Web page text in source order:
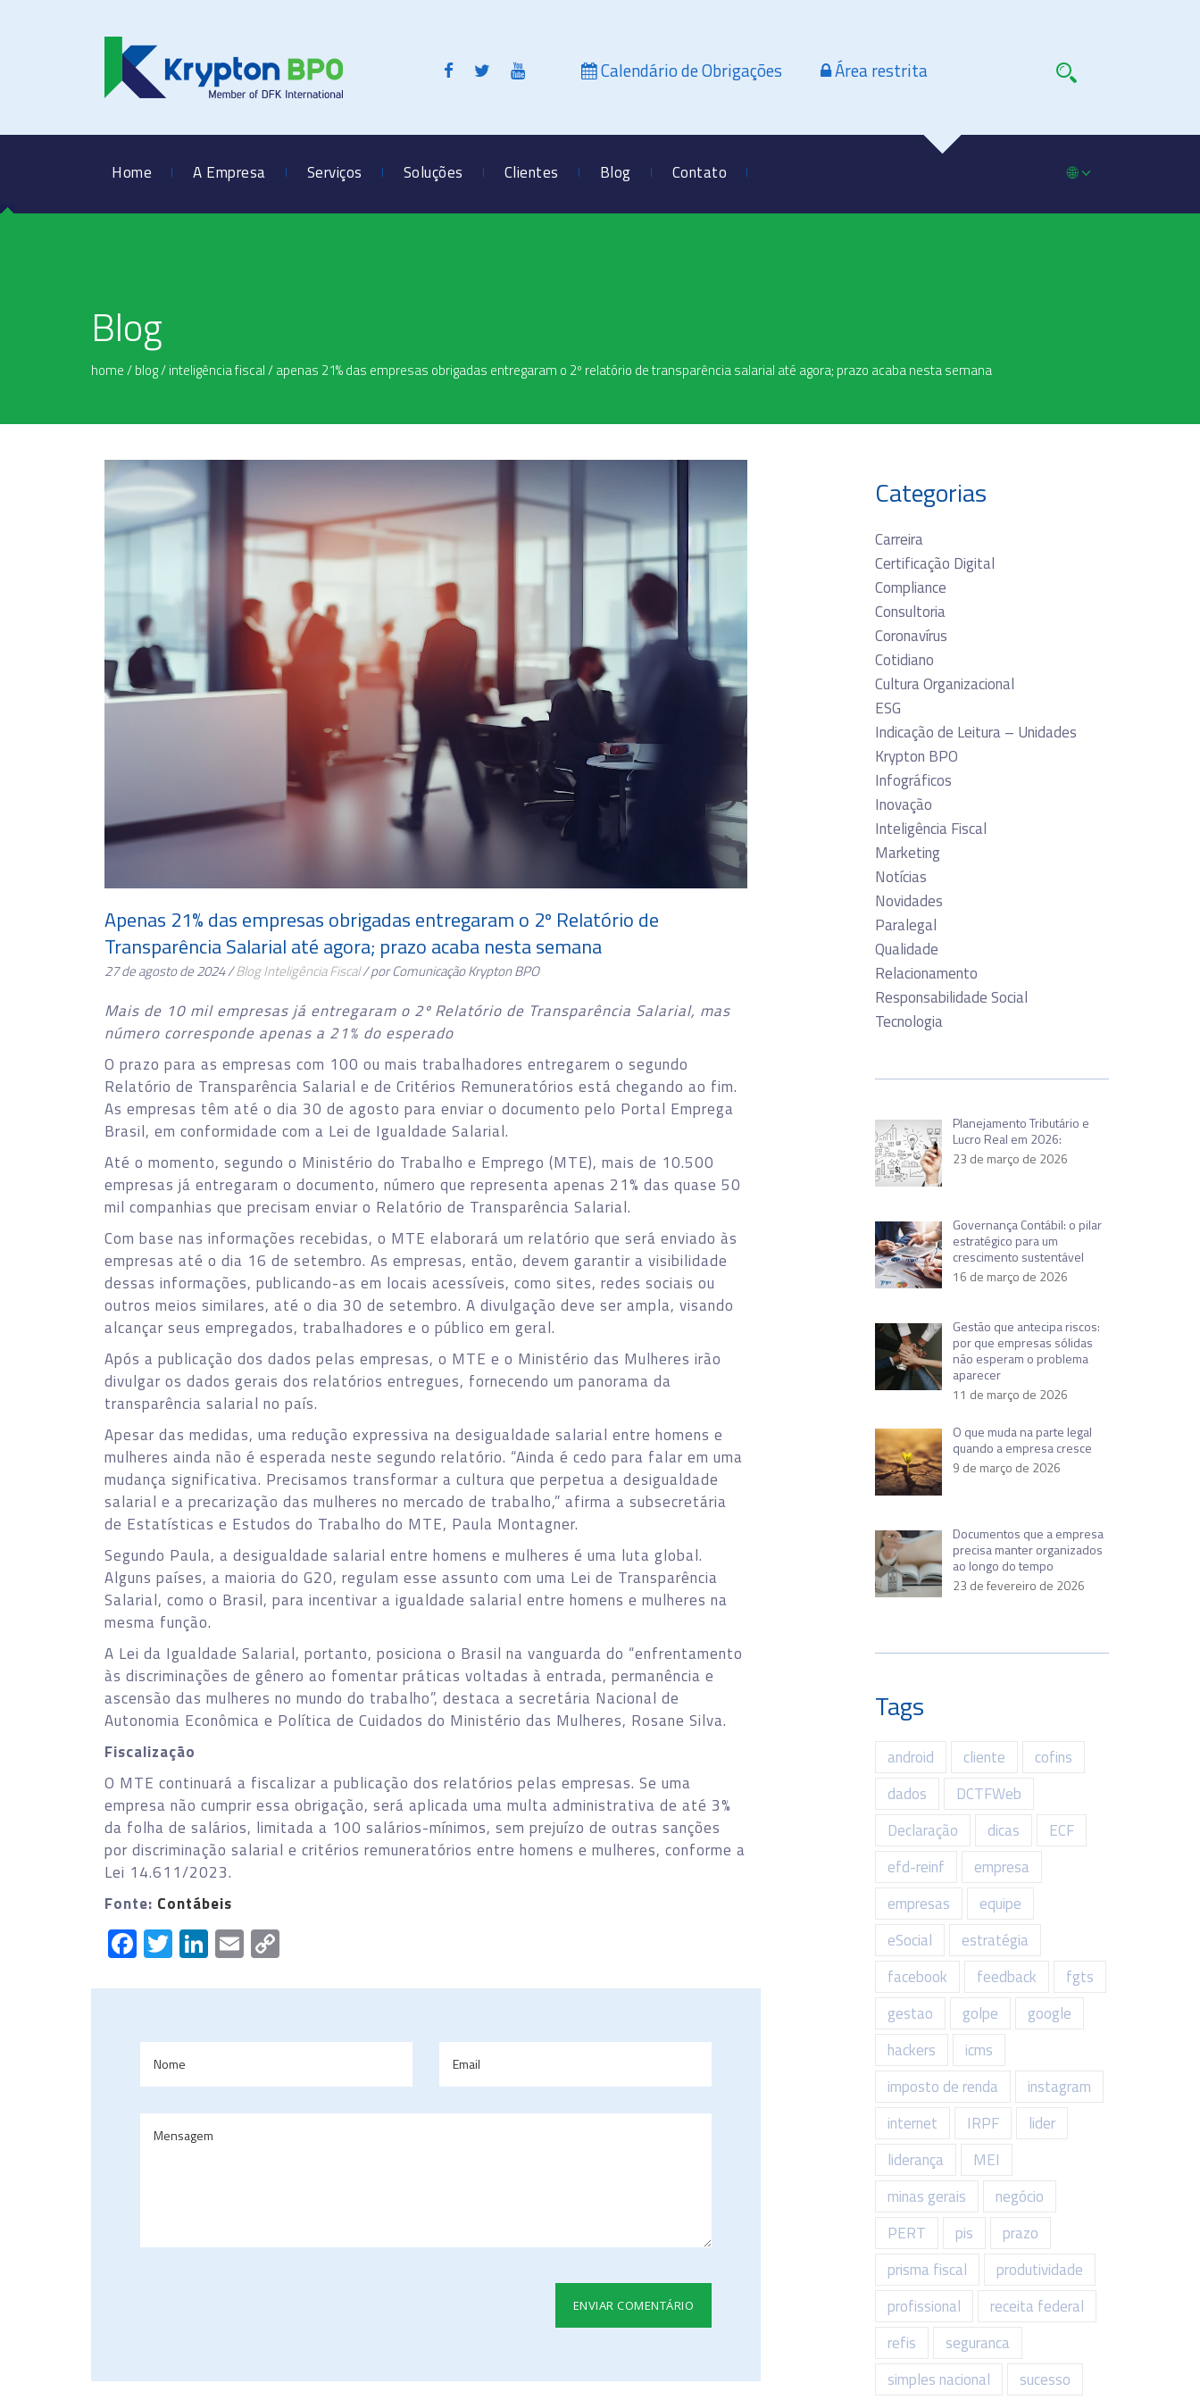
Calendário de Obrigações Área restrita
Home A Empresa Serviços Soluções Clientes Blog Contato 🌐
Blog
home/blog/inteligência fiscal/apenas 21% das empresas obrigadas entregaram o 2º relatório de transparência salarial até agora; prazo acaba nesta semana
Apenas 21% das empresas obrigadas entregaram o 2º Relatório de
Transparência Salarial até agora; prazo acaba nesta semana
27 de agosto de 2024 /BlogInteligência Fiscal/ por Comunicação Krypton BPO
Mais de 10 mil empresas já entregaram o 2º Relatório de Transparência Salarial, mas
número corresponde apenas a 21% do esperado
O prazo para as empresas com 100 ou mais trabalhadores entregarem o segundo
Relatório de Transparência Salarial e de Critérios Remuneratórios está chegando ao fim.
As empresas têm até o dia 30 de agosto para enviar o documento pelo Portal Emprega
Brasil, em conformidade com a Lei de Igualdade Salarial.
Até o momento, segundo o Ministério do Trabalho e Emprego (MTE), mais de 10.500
empresas já entregaram o documento, número que representa apenas 21% das quase 50
mil companhias que precisam enviar o Relatório de Transparência Salarial.
Com base nas informações recebidas, o MTE elaborará um relatório que será enviado às
empresas até o dia 16 de setembro. As empresas, então, devem garantir a visibilidade
dessas informações, publicando-as em locais acessíveis, como sites, redes sociais ou
outros meios similares, até o dia 30 de setembro. A divulgação deve ser ampla, visando
alcançar seus empregados, trabalhadores e o público em geral.
Após a publicação dos dados pelas empresas, o MTE e o Ministério das Mulheres irão
divulgar os dados gerais dos relatórios entregues, fornecendo um panorama da
transparência salarial no país.
Apesar das medidas, uma redução expressiva na desigualdade salarial entre homens e
mulheres ainda não é esperada neste segundo relatório. “Ainda é cedo para falar em uma
mudança significativa. Precisamos transformar a cultura que perpetua a desigualdade
salarial e a precarização das mulheres no mercado de trabalho,” afirma a subsecretária
de Estatísticas e Estudos do Trabalho do MTE, Paula Montagner.
Segundo Paula, a desigualdade salarial entre homens e mulheres é uma luta global.
Alguns países, a maioria do G20, regulam esse assunto com uma Lei de Transparência
Salarial, como o Brasil, para incentivar a igualdade salarial entre homens e mulheres na
mesma função.
A Lei da Igualdade Salarial, portanto, posiciona o Brasil na vanguarda do “enfrentamento
às discriminações de gênero ao fomentar práticas voltadas à entrada, permanência e
ascensão das mulheres no mundo do trabalho”, destaca a secretária Nacional de
Autonomia Econômica e Política de Cuidados do Ministério das Mulheres, Rosane Silva.
Fiscalização
O MTE continuará a fiscalizar a publicação dos relatórios pelas empresas. Se uma
empresa não cumprir essa obrigação, será aplicada uma multa administrativa de até 3%
da folha de salários, limitada a 100 salários-mínimos, sem prejuízo de outras sanções
por discriminação salarial e critérios remuneratórios entre homens e mulheres, conforme a
Lei 14.611/2023.
Fonte: Contábeis
Facebook
Twitter
LinkedIn
Email
Categorias
Carreira
Certificação Digital
Compliance
Consultoria
Coronavírus
Cotidiano
Cultura Organizacional
ESG
Indicação de Leitura – Unidades
Krypton BPO
Infográficos
Inovação
Inteligência Fiscal
Marketing
Notícias
Novidades
Paralegal
Qualidade
Relacionamento
Responsabilidade Social
Tecnologia
Planejamento Tributário e
Lucro Real em 2026:
23 de março de 2026
Governança Contábil: o pilar
estratégico para um
crescimento sustentável
16 de março de 2026
Gestão que antecipa riscos:
por que empresas sólidas
não esperam o problema
aparecer
11 de março de 2026
O que muda na parte legal
quando a empresa cresce
9 de março de 2026
Documentos que a empresa
precisa manter organizados
ao longo do tempo
23 de fevereiro de 2026
Tags
android cliente
cofins
dados
DCTFWeb
Declaração
dicas
ECF
efd-reinf
empresa
empresas
equipe
eSocial
estratégia
facebook
feedback
fgts
gestao
golpe
google
hackers
icms
imposto de renda
instagram
internet
IRPF
lider
liderança
MEI
minas gerais
negócio
PERT
pis
prazo
prisma fiscal
produtividade
profissional
receita federal
refis
seguranca
simples nacional
sucesso